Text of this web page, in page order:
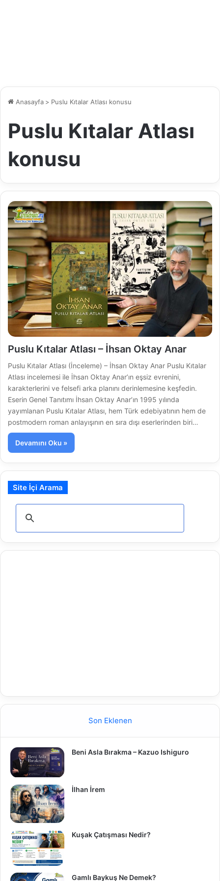
Anasayfa > Puslu Kıtalar Atlası konusu
Puslu Kıtalar Atlası
konusu
Puslu Kıtalar Atlası – İhsan Oktay Anar
Puslu Kıtalar Atlası (İnceleme) – İhsan Oktay Anar Puslu Kıtalar
Atlası incelemesi ile İhsan Oktay Anar’ın eşsiz evrenini,
karakterlerini ve felsefi arka planını derinlemesine keşfedin.
Eserin Genel Tanıtımı İhsan Oktay Anar’ın 1995 yılında
yayımlanan Puslu Kıtalar Atlası, hem Türk edebiyatının hem de
postmodern roman anlayışının en sıra dışı eserlerinden biri…
Devamını Oku »
Site İçi Arama
Son Eklenen
Beni Asla Bırakma – Kazuo Ishiguro
İlhan İrem
Kuşak Çatışması Nedir?
Gamlı Baykuş Ne Demek?